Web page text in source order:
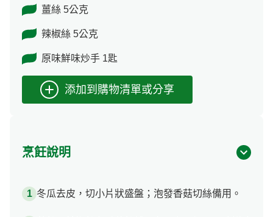
薑絲 5公克
辣椒絲 5公克
原味鮮味炒手 1匙
烹飪說明
冬瓜去皮，切小片狀盛盤；泡發香菇切絲備用。